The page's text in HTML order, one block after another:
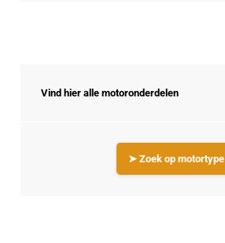
Vind hier alle motoronderdelen
➤ Zoek op motortype